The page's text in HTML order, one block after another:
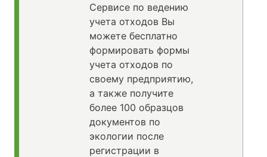
Сервисе по ведению
учета отходов Вы
можете бесплатно
формировать формы
учета отходов по
своему предприятию,
а также получите
более 100 образцов
документов по
экологии после
регистрации в